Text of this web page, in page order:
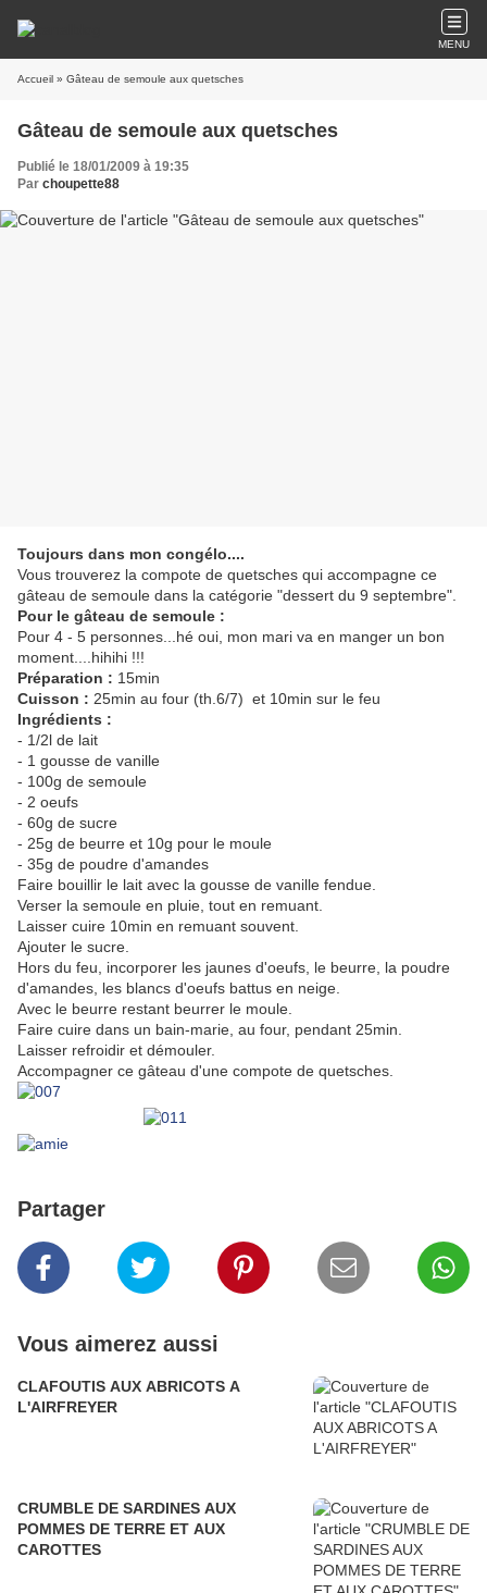
MENU
Accueil » Gâteau de semoule aux quetsches
Gâteau de semoule aux quetsches
Publié le 18/01/2009 à 19:35
Par choupette88
Toujours dans mon congélo....
Vous trouverez la compote de quetsches qui accompagne ce
gâteau de semoule dans la catégorie "dessert du 9 septembre".
Pour le gâteau de semoule :
Pour 4 - 5 personnes...hé oui, mon mari va en manger un bon
moment....hihihi !!!
Préparation : 15min
Cuisson : 25min au four (th.6/7) et 10min sur le feu
Ingrédients :
- 1/2l de lait
- 1 gousse de vanille
- 100g de semoule
- 2 oeufs
- 60g de sucre
- 25g de beurre et 10g pour le moule
- 35g de poudre d'amandes
Faire bouillir le lait avec la gousse de vanille fendue.
Verser la semoule en pluie, tout en remuant.
Laisser cuire 10min en remuant souvent.
Ajouter le sucre.
Hors du feu, incorporer les jaunes d'oeufs, le beurre, la poudre
d'amandes, les blancs d'oeufs battus en neige.
Avec le beurre restant beurrer le moule.
Faire cuire dans un bain-marie, au four, pendant 25min.
Laisser refroidir et démouler.
Accompagner ce gâteau d'une compote de quetsches.
Partager
Vous aimerez aussi
CLAFOUTIS AUX ABRICOTS A
L'AIRFREYER
CRUMBLE DE SARDINES AUX
POMMES DE TERRE ET AUX
CAROTTES